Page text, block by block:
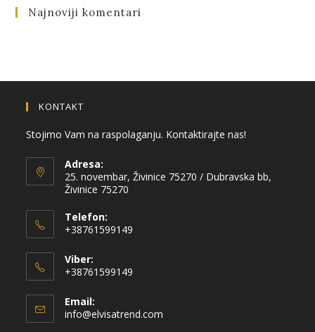
Najnoviji komentari
KONTAKT
Stojimo Vam na raspolaganju. Kontaktirajte nas!
Adresa:
25. novembar, Živinice 75270 / Dubravska bb,
Živinice 75270
Telefon:
+38761599149
Viber:
+38761599149
Email:
info@elvisatrend.com